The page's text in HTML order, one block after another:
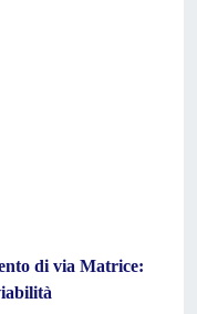
di via Matrice: